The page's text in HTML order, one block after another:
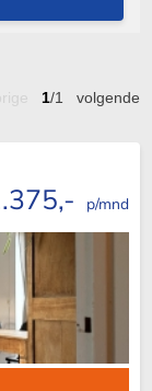
1/1volgende
p/mnd